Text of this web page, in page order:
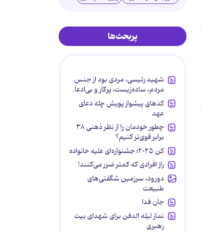
پربحث‌ها
شهید رئیسی، مردی بود از جنس
مردم، ساده‌زیست، پرکار و بی‌ادعا.
کدهای پیشواز پویش چله دعای
عهد
چطور خودمان را از نظر ذهنی ۳۸
برابر قوی‌تر کنیم؟
کن ۲۰۲۵؛ جشنواره‌ای علیه خانواده
راز افرادی که کمتر ضرر می‌کنند!
دورود، سرزمین شگفتی‌های
طبیعت
جان فدا
نماز لیله الدفن برای شهدای بیت
رهبری